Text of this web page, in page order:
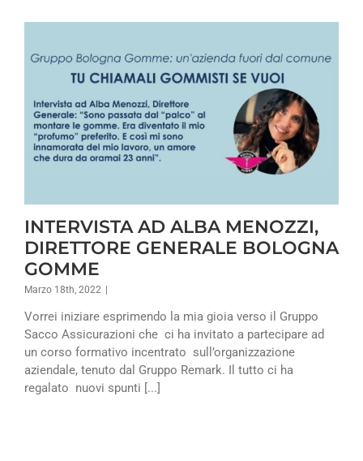
INTERVISTA AD ALBA MENOZZI,
DIRETTORE GENERALE BOLOGNA
GOMME
Marzo 18th, 2022 |
Vorrei iniziare esprimendo la mia gioia verso il Gruppo
Sacco Assicurazioni che ci ha invitato a partecipare ad
un corso formativo incentrato sull’organizzazione
aziendale, tenuto dal Gruppo Remark. Il tutto ci ha
regalato nuovi spunti [...]